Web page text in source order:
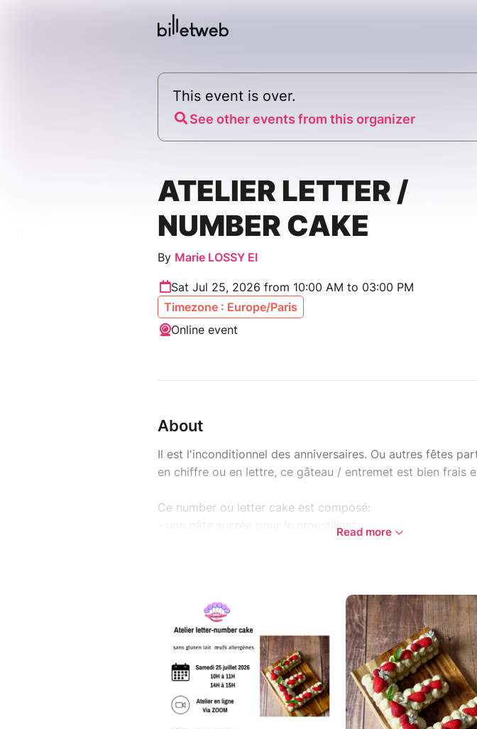
This event is over.
See other events from this organizer
ATELIER LETTER /
NUMBER CAKE
By Marie LOSSY EI
Sat Jul 25, 2026 from 10:00 AM to 03:00 PM
Timezone : Europe/Paris
Online event
About
Il est l'inconditionnel des anniversaires. Ou autres fêtes
en chiffre ou en lettre, ce gâteau / entremet est bien frais
Ce number ou letter cake est composé:
- une pâte sucrée pour le croustillant
FAC et tout autres allergènes à déclaration obligatoire.
Quelques fruits que vous choisirez en fonction de vos
Cet atelier se compose de 2 parties.
1H00 le matin et 1H00 l'après midi pour les besoins de la
Comment se déroule l'atelier?
Read more